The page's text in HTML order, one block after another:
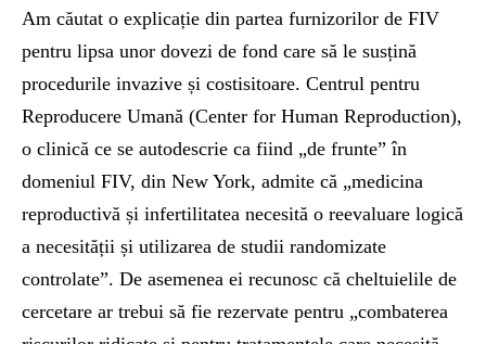
Am căutat o explicație din partea furnizorilor de FIV
pentru lipsa unor dovezi de fond care să le susțină
procedurile invazive și costisitoare. Centrul pentru
Reproducere Umană (Center for Human Reproduction),
o clinică ce se autodescrie ca fiind „de frunte” în
domeniul FIV, din New York, admite că „medicina
reproductivă și infertilitatea necesită o reevaluare logică
a necesității și utilizarea de studii randomizate
controlate”. De asemenea ei recunosc că cheltuielile de
cercetare ar trebui să fie rezervate pentru „combaterea